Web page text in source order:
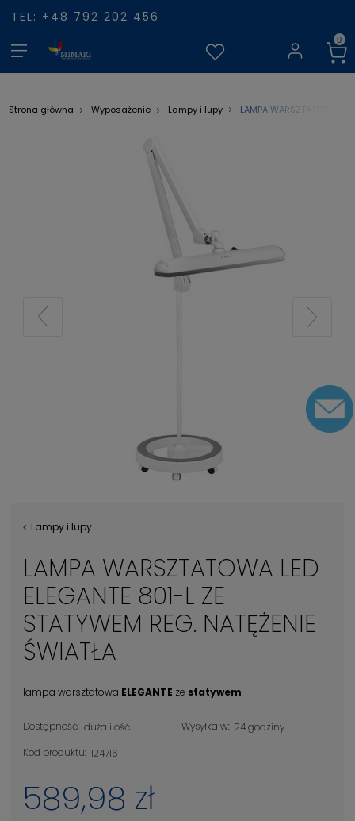
TEL: +48 792 202 456
Strona główna Wyposażenie Lampy i lupy LAMPA WARSZTATOWA
Lampy i lupy
LAMPA WARSZTATOWA LED
ELEGANTE 801-L ZE
STATYWEM REG. NATĘŻENIE
ŚWIATŁA
lampa warsztatowa ELEGANTE ze statywem
Dostępność: duża ilość Wysyłka w: 24 godziny
Kod produktu: 124716
589,98 zł